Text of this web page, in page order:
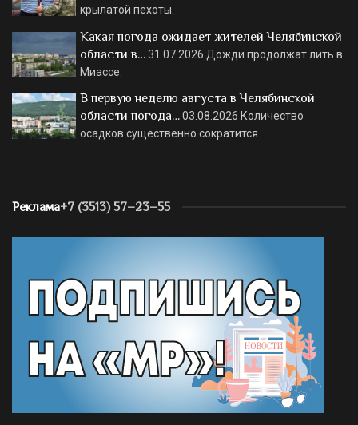
крылатой пехоты.
Какая погода ожидает жителей Челябинской
области в…31.07.2026 Дожди продолжат лить в
Миассе.
В первую неделю августа в Челябинской
области погода…03.08.2026 Количество
осадков существенно сократится.
Реклама+7 (3513) 57–23–55